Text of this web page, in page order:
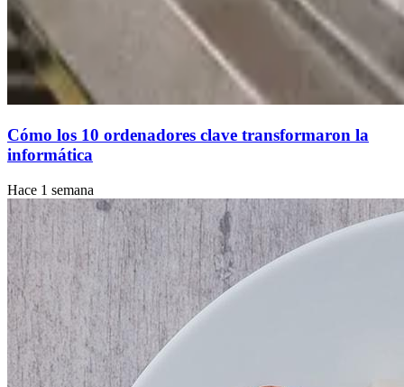
Cómo los 10 ordenadores clave transformaron la
informática
Hace 1 semana